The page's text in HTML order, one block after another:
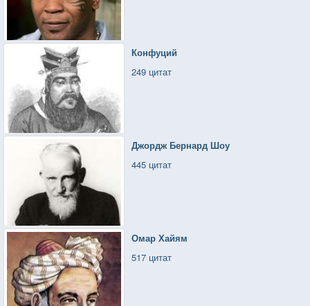
Конфуций
249 цитат
Джордж Бернард Шоу
445 цитат
Омар Хайям
517 цитат